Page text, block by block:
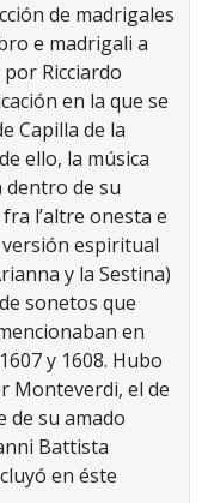
de madrigales
e madrigali a
Ricciardo
en la que se
Capilla de la
ello, la música
dentro de su
l’altre onesta e
versión espiritual
y la Sestina)
sonetos que
en
y 1608. Hubo
Monteverdi, el de
de su amado
Battista
en éste